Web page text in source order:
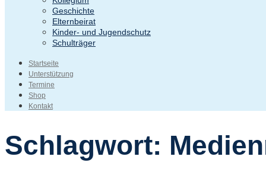
Geschichte
Elternbeirat
Kinder- und Jugendschutz
Schulträger
Startseite
Unterstützung
Termine
Shop
Kontakt
Schlagwort: